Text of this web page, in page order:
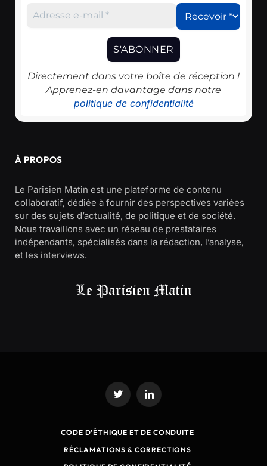
Directement dans votre boîte de réception !
Apprenez-en davantage dans notre
politique de confidentialité
À PROPOS
Le Parisien Matin est une plateforme de contenu
collaboratif, dédiée à fournir des perspectives variées
sur des sujets d’actualité, de politique et de société.
Nous travaillons avec un réseau de prestataires
indépendants, spécialisés dans la rédaction, l’analyse,
et les interviews.
Twitter LinkedIn
CODE D’ÉTHIQUE ET DE CONDUITE
RÉCLAMATIONS & CORRECTIONS